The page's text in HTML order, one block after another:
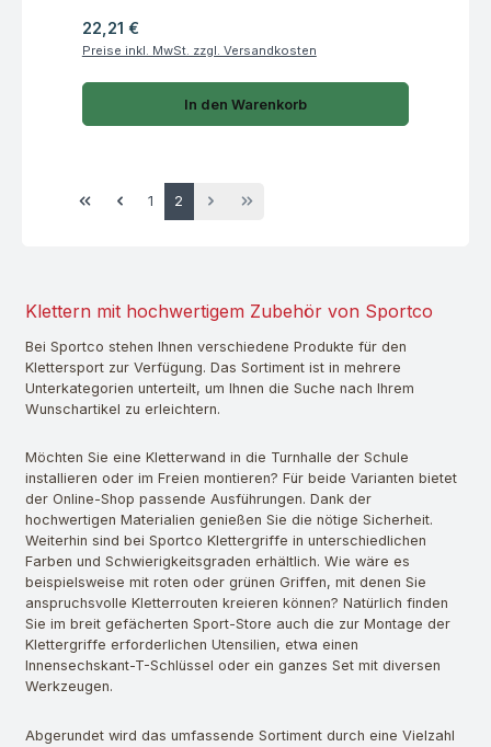
Regulärer Preis:
22,21 €
Preise inkl. MwSt. zzgl. Versandkosten
In den Warenkorb
Seite
1 Seite
2
Klettern mit hochwertigem Zubehör von Sportco
Bei Sportco stehen Ihnen verschiedene Produkte für den
Klettersport zur Verfügung. Das Sortiment ist in mehrere
Unterkategorien unterteilt, um Ihnen die Suche nach Ihrem
Wunschartikel zu erleichtern.
Möchten Sie eine Kletterwand in die Turnhalle der Schule
installieren oder im Freien montieren? Für beide Varianten bietet
der Online-Shop passende Ausführungen. Dank der
hochwertigen Materialien genießen Sie die nötige Sicherheit.
Weiterhin sind bei Sportco Klettergriffe in unterschiedlichen
Farben und Schwierigkeitsgraden erhältlich. Wie wäre es
beispielsweise mit roten oder grünen Griffen, mit denen Sie
anspruchsvolle Kletterrouten kreieren können? Natürlich finden
Sie im breit gefächerten Sport-Store auch die zur Montage der
Klettergriffe erforderlichen Utensilien, etwa einen
Innensechskant-T-Schlüssel oder ein ganzes Set mit diversen
Werkzeugen.
Abgerundet wird das umfassende Sortiment durch eine Vielzahl